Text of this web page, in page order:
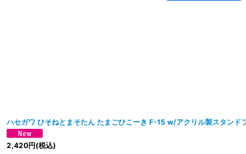
ハセガワ ひそねとまそたん たまごひこーき F-15 w/アクリル製スタンド
2,420円(税込)